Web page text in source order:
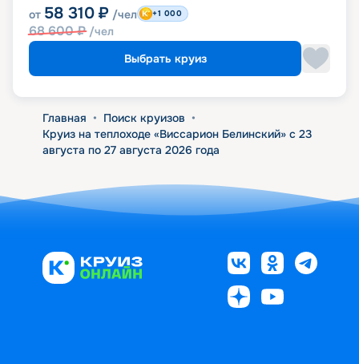
от 58 310 ₽ /чел
68 600₽ /чел
+1 000
Выбрать круиз
Главная • Поиск круизов •
Круиз на теплоходе «Виссарион Белинский» с 23
августа по 27 августа 2026 года